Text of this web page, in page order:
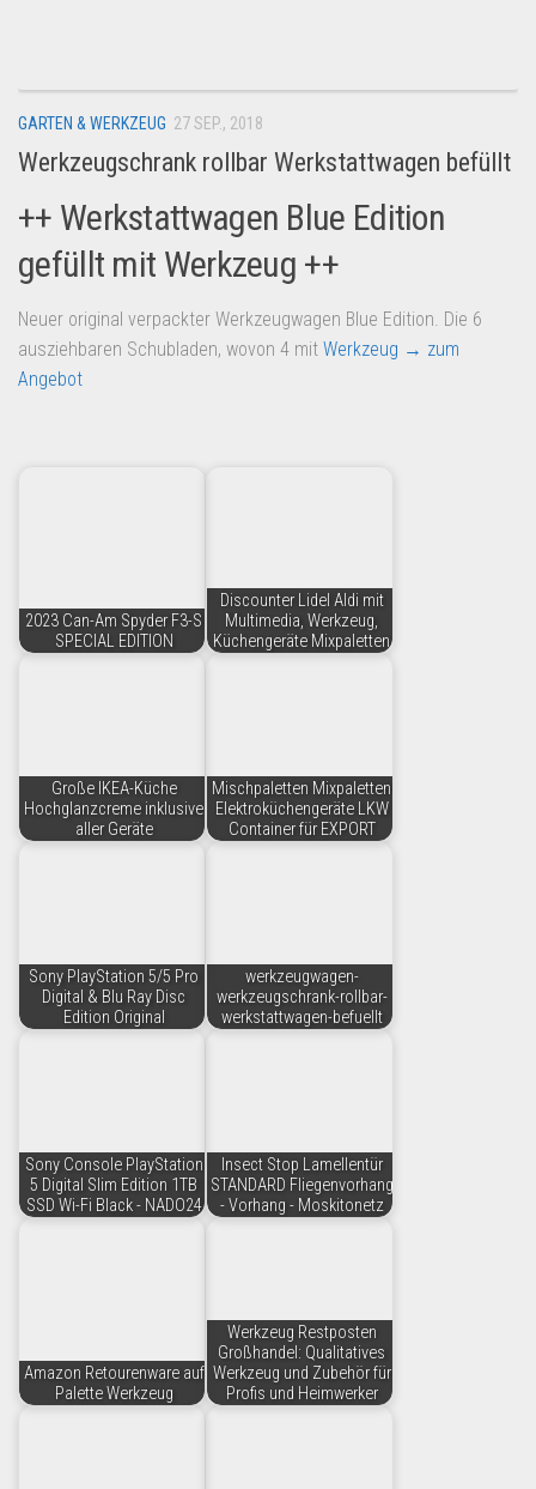
Amazon
Aldi
Lidl
Kostenlos verkaufen
Kostenlos Registrieren
Newsletter
GARTEN & WERKZEUG 27 SEP., 2018
Werkzeugschrank rollbar Werkstattwagen befüllt
++ Werkstattwagen Blue Edition
gefüllt mit Werkzeug ++
Neuer original verpackter Werkzeugwagen Blue Edition. Die 6
ausziehbaren Schubladen, wovon 4 mit Werkzeug → zum
Angebot
2023 Can-Am Spyder F3-S
SPECIAL EDITION
Discounter Lidel Aldi mit
Multimedia, Werkzeug,
Küchengeräte Mixpaletten
Große IKEA-Küche
Hochglanzcreme inklusive
aller Geräte
Mischpaletten Mixpaletten
Elektroküchengeräte LKW
Container für EXPORT
Sony PlayStation 5/5 Pro
Digital & Blu Ray Disc
Edition Original
werkzeugwagen-
werkzeugschrank-rollbar-
werkstattwagen-befuellt
Sony Console PlayStation
5 Digital Slim Edition 1TB
SSD Wi-Fi Black - NADO24
Insect Stop Lamellentür
STANDARD Fliegenvorhang
- Vorhang - Moskitonetz
Amazon Retourenware auf
Palette Werkzeug
Werkzeug Restposten
Großhandel: Qualitatives
Werkzeug und Zubehör für
Profis und Heimwerker